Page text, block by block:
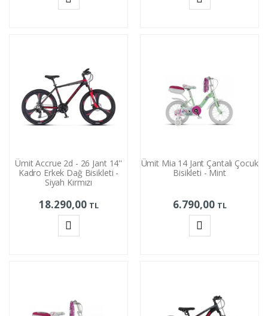
Ümit Accrue 2d - 26 Jant 14''
Kadro Erkek Dağ Bisikleti -
Siyah Kırmızı
18.290,00 TL
Ümit Mia 14 Jant Çantalı Çocuk
Bisikleti - Mint
6.790,00 TL